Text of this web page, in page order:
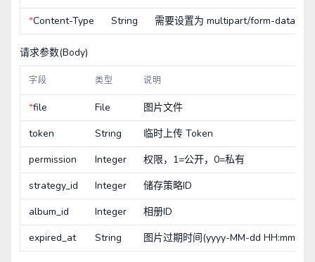
*Content-Type String 需要设置为 multipart/form-data
请求参数(Body)
字段 类型 说明
*file File
图片文件
token
String
临时上传 Token
permission
Integer
权限，1=公开，0=私有
strategy_id
Integer
储存策略ID
album_id
Integer
相册ID
expired_at
String 图片过期时间(yyyy-MM-dd HH:mm:ss)